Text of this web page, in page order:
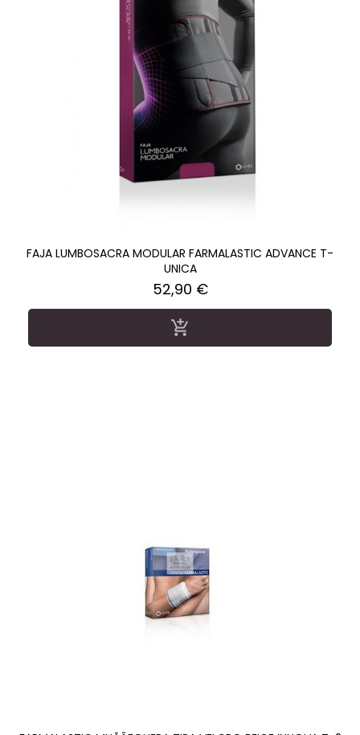
FAJA LUMBOSACRA MODULAR FARMALASTIC ADVANCE T-
UNICA
Precio
52,90 €
